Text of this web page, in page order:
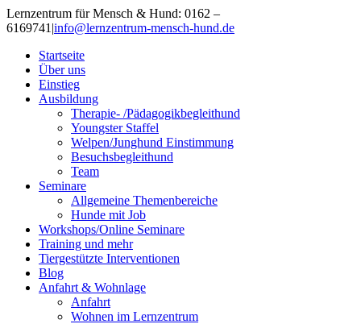
Lernzentrum für Mensch & Hund: 0162 –
6169741 |info@lernzentrum-mensch-hund.de
Startseite
Über uns
Einstieg
Ausbildung
Therapie- /Pädagogikbegleithund
Youngster Staffel
Welpen/Junghund Einstimmung
Besuchsbegleithund
Team
Seminare
Allgemeine Themenbereiche
Hunde mit Job
Workshops/Online Seminare
Training und mehr
Tiergestützte Interventionen
Blog
Anfahrt & Wohnlage
Anfahrt
Wohnen im Lernzentrum